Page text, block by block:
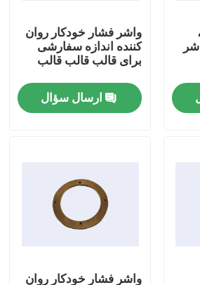
واشر فشار خودکار روان
کننده اندازه سفارشی
برای قالب قالب قالب
ارسال سؤال
واشر فشار خودکار روان